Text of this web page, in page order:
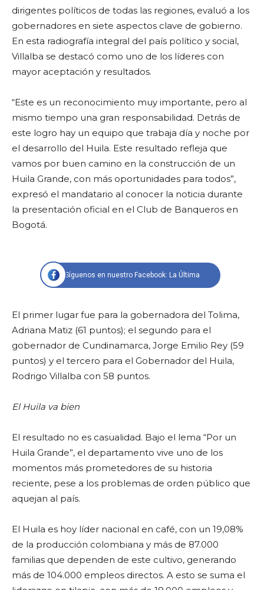
dirigentes políticos de todas las regiones, evaluó a los
gobernadores en siete aspectos clave de gobierno.
En esta radiografía integral del país político y social,
Villalba se destacó como uno de los líderes con
mayor aceptación y resultados.
“Este es un reconocimiento muy importante, pero al
mismo tiempo una gran responsabilidad. Detrás de
este logro hay un equipo que trabaja día y noche por
el desarrollo del Huila. Este resultado refleja que
vamos por buen camino en la construcción de un
Huila Grande, con más oportunidades para todos”,
expresó el mandatario al conocer la noticia durante
la presentación oficial en el Club de Banqueros en
Bogotá.
Síguenos en nuestro Facebook: La Última
El primer lugar fue para la gobernadora del Tolima,
Adriana Matiz (61 puntos); el segundo para el
gobernador de Cundinamarca, Jorge Emilio Rey (59
puntos) y el tercero para el Gobernador del Huila,
Rodrigo Villalba con 58 puntos.
El Huila va bien
El resultado no es casualidad. Bajo el lema “Por un
Huila Grande”, el departamento vive uno de los
momentos más prometedores de su historia
reciente, pese a los problemas de orden público que
aquejan al país.
El Huila es hoy líder nacional en café, con un 19,08%
de la producción colombiana y más de 87.000
familias que dependen de este cultivo, generando
más de 104.000 empleos directos. A esto se suma el